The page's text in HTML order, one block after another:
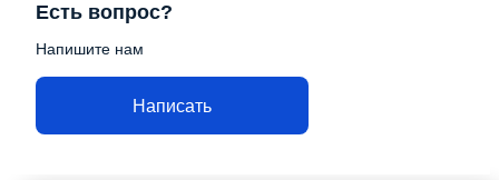
Есть вопрос?
Напишите нам
Написать